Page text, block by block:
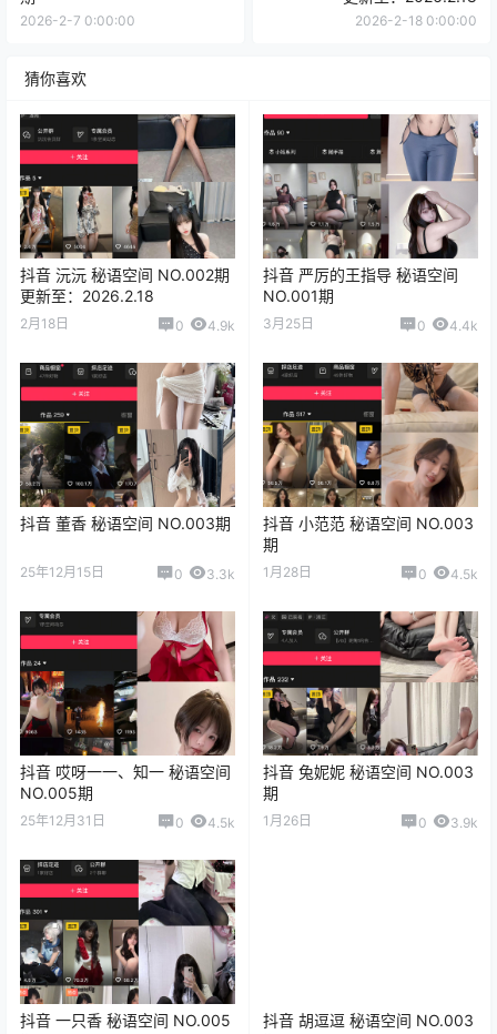
2026-2-7 0:00:00 2026-2-18 0:00:00
猜你喜欢
抖音 沅沅 秘语空间 NO.002期
更新至：2026.2.18
2月18日 0 4.9k
抖音 严厉的王指导 秘语空间
NO.001期
3月25日 0 4.4k
抖音 董香 秘语空间 NO.003期
25年12月15日 0 3.3k
抖音 小范范 秘语空间 NO.003
期
1月28日 0 4.5k
抖音 哎呀一一、知一 秘语空间
NO.005期
25年12月31日 0 4.5k
抖音 兔妮妮 秘语空间 NO.003
期
1月26日 0 3.9k
抖音 一只香 秘语空间 NO.005
抖音 胡逗逗 秘语空间 NO.003